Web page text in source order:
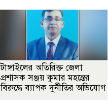
টাঙ্গাইলের অতিরিক্ত জেলা
প্রশাসক সঞ্জয় কুমার মহন্তের
বিরুদ্ধে ব্যাপক দুর্নীতির অভিযোগ